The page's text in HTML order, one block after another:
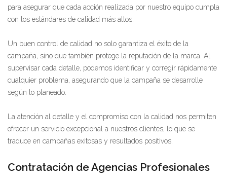
para asegurar que cada acción realizada por nuestro equipo cumpla
con los estándares de calidad más altos.
Un buen control de calidad no solo garantiza el éxito de la
campaña, sino que también protege la reputación de la marca. Al
supervisar cada detalle, podemos identificar y corregir rápidamente
cualquier problema, asegurando que la campaña se desarrolle
según lo planeado.
La atención al detalle y el compromiso con la calidad nos permiten
ofrecer un servicio excepcional a nuestros clientes, lo que se
traduce en campañas exitosas y resultados positivos.
Contratación de Agencias Profesionales